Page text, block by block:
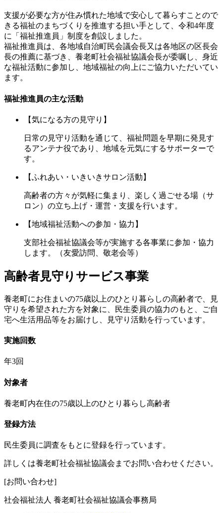
支援が必要な方が住み慣れた地域で安心して暮らすことので
きる福祉のまちづくりを推進する担い手として、令和4年度
に「福祉推進員」制度を創設しました。
福祉推進員は、各地域自治町民会議会長又は各地区の区長会
長の推薦に基づき、養老町社会福祉協議会長が委嘱し、身近
な福祉活動に参加し、地域福祉の向上にご協力いただいてい
ます。
福祉推進員の主な活動
【気になる方の見守り】
日常の見守り活動を通じて、福祉問題を早期に発見す
るアンテナ役であり、地域を元気にするサポーターで
す。
【ふれあい・いきいきサロン活動】
高齢者の方々が気軽に集まり、楽しく過ごせる場（サ
ロン）の立ち上げ・運営・支援を行います。
【地域福祉活動への参加・協力】
支部社会福祉協議会等が実施する各事業に参加・協力
します。（友愛訪問、敬老会等）
高齢者見守りサービス事業
養老町にお住まいの75歳以上のひとり暮らしの高齢者で、見
守りを希望された方を対象に、民生委員の協力のもと、ご自
宅へ生活用品等をお届けし、見守り活動を行っています。
実施回数
年3回
対象者
養老町内在住の75歳以上のひとり暮らし高齢者
登録方法
民生委員に調査をもとに登録を行っています。
詳しくは養老町社会福祉協議会までお問い合わせください。
[お問い合わせ]
社会福祉法人 養老町社会福祉協議会事務局